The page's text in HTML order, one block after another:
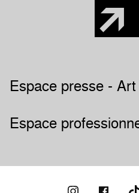
Espace presse -
Espace